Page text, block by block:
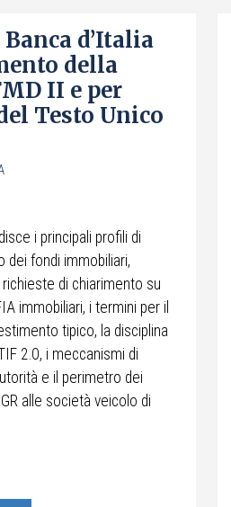
d’Italia
della
II e per
Testo Unico
i principali profili di
dei fondi immobiliari,
di chiarimento su
immobiliari, i termini per il
tipico, la disciplina
2.0, i meccanismi di
e il perimetro dei
alle società veicolo di